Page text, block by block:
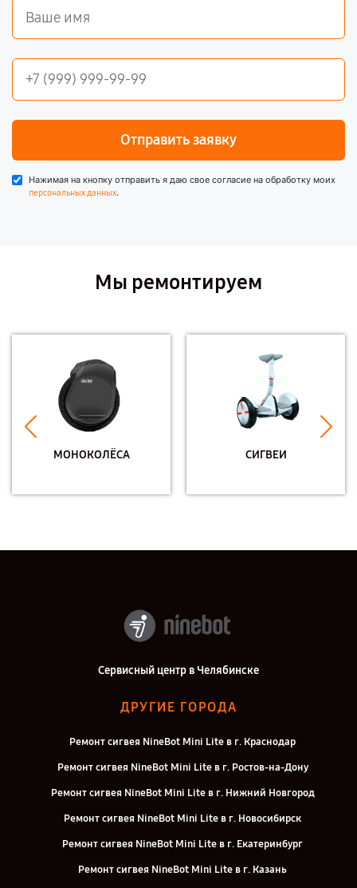
Отправить заявку
Нажимая на кнопку отправить я даю свое согласие на обработку моих
персональных данных.
Мы ремонтируем
МОНОКОЛЁСА СИГВЕИ
Сервисный центр в Челябинске
ДРУГИЕ ГОРОДА
Ремонт сигвея NineBot Mini Lite в г. Краснодар
Ремонт сигвея NineBot Mini Lite в г. Ростов-на-Дону
Ремонт сигвея NineBot Mini Lite в г. Нижний Новгород
Ремонт сигвея NineBot Mini Lite в г. Новосибирск
Ремонт сигвея NineBot Mini Lite в г. Екатеринбург
Ремонт сигвея NineBot Mini Lite в г. Казань